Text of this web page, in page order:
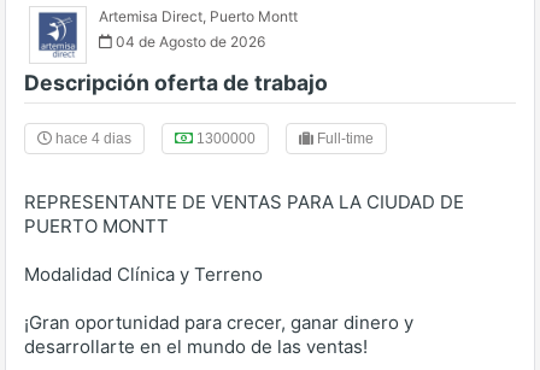
Artemisa Direct, Puerto Montt
04 de Agosto de 2026
Descripción oferta de trabajo
hace 4 dias 1300000 Full-time
REPRESENTANTE DE VENTAS PARA LA CIUDAD DE
PUERTO MONTT
Modalidad Clínica y Terreno
¡Gran oportunidad para crecer, ganar dinero y
desarrollarte en el mundo de las ventas!